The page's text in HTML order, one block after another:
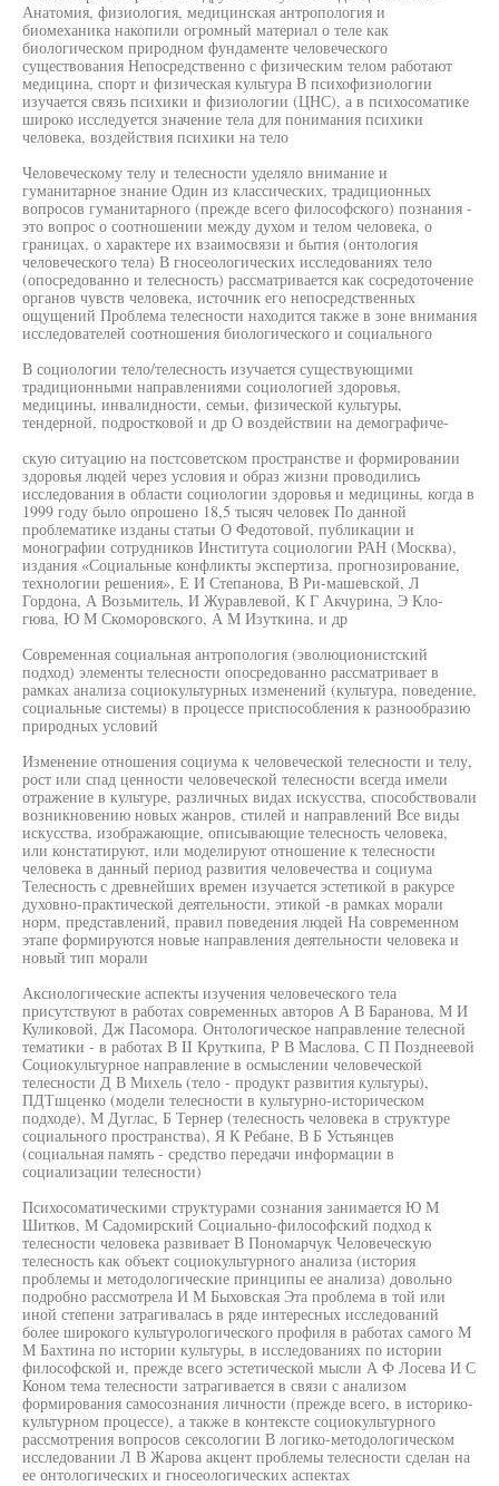
Анатомия, физиология, медицинская антропология и
биомеханика накопили огромный материал о теле как
биологическом природном фундаменте человеческого
существования Непосредственно с физическим телом работают
медицина, спорт и физическая культура В психофизиологии
изучается связь психики и физиологии (ЦНС), а в психосоматике
широко исследуется значение тела для понимания психики
человека, воздействия психики на тело
Человеческому телу и телесности уделяло внимание и
гуманитарное знание Один из классических, традиционных
вопросов гуманитарного (прежде всего философского) познания -
это вопрос о соотношении между духом и телом человека, о
границах, о характере их взаимосвязи и бытия (онтология
человеческого тела) В гносеологических исследованиях тело
(опосредованно и телесность) рассматривается как сосредоточение
органов чувств человека, источник его непосредственных
ощущений Проблема телесности находится также в зоне внимания
исследователей соотношения биологического и социального
В социологии тело/телесность изучается существующими
традиционными направлениями социологией здоровья,
медицины, инвалидности, семьи, физической культуры,
тендерной, подростковой и др О воздействии на демографиче-
скую ситуацию на постсоветском пространстве и формировании
здоровья людей через условия и образ жизни проводились
исследования в области социологии здоровья и медицины, когда в
1999 году было опрошено 18,5 тысяч человек По данной
проблематике изданы статьи О Федотовой, публикации и
монографии сотрудников Института социологии РАН (Москва),
издания «Социальные конфликты экспертиза, прогнозирование,
технологии решения», Е И Степанова, В Ри-машевской, Л
Гордона, А Возьмитель, И Журавлевой, К Г Акчурина, Э Кло-
гюва, Ю М Скоморовского, А М Изуткина, и др
Современная социальная антропология (эволюционистский
подход) элементы телесности опосредованно рассматривает в
рамках анализа социокультурных изменений (культура, поведение,
социальные системы) в процессе приспособления к разнообразию
природных условий
Изменение отношения социума к человеческой телесности и телу,
рост или спад ценности человеческой телесности всегда имели
отражение в культуре, различных видах искусства, способствовали
возникновению новых жанров, стилей и направлений Все виды
искусства, изображающие, описывающие телесность человека,
или констатируют, или моделируют отношение к телесности
человека в данный период развития человечества и социума
Телесность с древнейших времен изучается эстетикой в ракурсе
духовно-практической деятельности, этикой -в рамках морали
норм, представлений, правил поведения людей На современном
этапе формируются новые направления деятельности человека и
новый тип морали
Аксиологические аспекты изучения человеческого тела
присутствуют в работах современных авторов А В Баранова, М И
Куликовой, Дж Пасомора. Онтологическое направление телесной
тематики - в работах В II Круткипа, Р В Маслова, С П Позднеевой
Социокультурное направление в осмыслении человеческой
телесности Д В Михель (тело - продукт развития культуры),
ПДТшценко (модели телесности в культурно-историческом
подходе), М Дуглас, Б Тернер (телесность человека в структуре
социального пространства), Я К Ребане, В Б Устьянцев
(социальная память - средство передачи информации в
социализации телесности)
Психосоматическими структурами сознания занимается Ю М
Шитков, М Садомирский Социально-философский подход к
телесности человека развивает В Пономарчук Человеческую
телесность как объект социокультурного анализа (история
проблемы и методологические принципы ее анализа) довольно
подробно рассмотрела И М Быховская Эта проблема в той или
иной степени затрагивалась в ряде интересных исследований
более широкого культурологического профиля в работах самого М
М Бахтина по истории культуры, в исследованиях по истории
философской и, прежде всего эстетической мысли А Ф Лосева И С
Коном тема телесности затрагивается в связи с анализом
формирования самосознания личности (прежде всего, в историко-
культурном процессе), а также в контексте социокультурного
рассмотрения вопросов сексологии В логико-методологическом
исследовании Л В Жарова акцент проблемы телесности сделан на
ее онтологических и гносеологических аспектах